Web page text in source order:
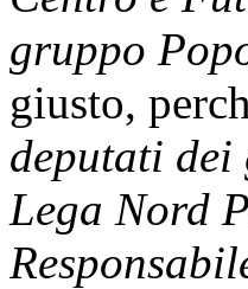
gruppo
giusto,
deputati
Lega Nord